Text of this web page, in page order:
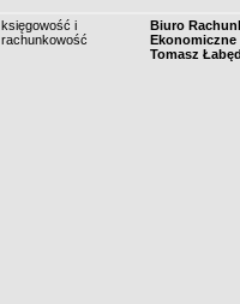
księgowość i
rachunkowość
Biuro
Ekonomiczne
Tomasz